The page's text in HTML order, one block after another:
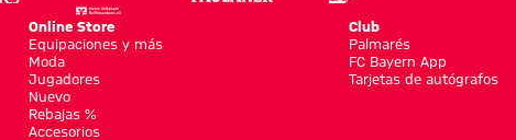
Online Store
Equipaciones y más
Moda
Jugadores
Nuevo
Rebajas %
Accesorios
Club
Palmarés
FC Bayern App
Tarjetas de autógrafos